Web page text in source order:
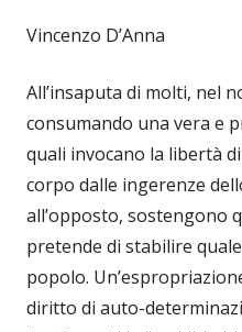
Vincenzo D’Anna
All’insaputa di molti, nel
consumando una vera e
quali invocano la libertà
corpo dalle ingerenze
all’opposto, sostengono
pretende di stabilire
popolo.
diritto di auto-